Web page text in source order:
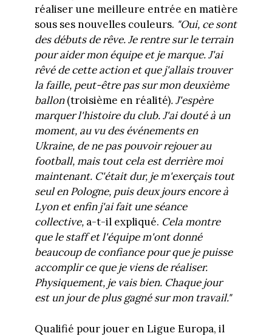
réaliser une meilleure entrée en matière
sous ses nouvelles couleurs. "Oui, ce sont
des débuts de rêve. Je rentre sur le terrain
pour aider mon équipe et je marque. J'ai
rêvé de cette action et que j'allais trouver
la faille, peut-être pas sur mon deuxième
ballon(troisième en réalité). J'espère
marquer l'histoire du club. J'ai douté à un
moment, au vu des événements en
Ukraine, de ne pas pouvoir rejouer au
football, mais tout cela est derrière moi
maintenant. C'était dur, je m'exerçais tout
seul en Pologne, puis deux jours encore à
Lyon et enfin j'ai fait une séance
collective,a-t-il expliqué. Cela montre
que le staff et l'équipe m'ont donné
beaucoup de confiance pour que je puisse
accomplir ce que je viens de réaliser.
Physiquement, je vais bien. Chaque jour
est un jour de plus gagné sur mon travail."
Qualifié pour jouer en Ligue Europa, il